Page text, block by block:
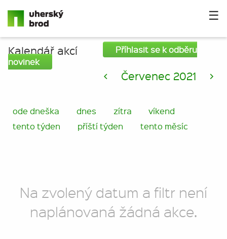
☰
Kalendář akcí
Příhlasit se k odběru
novinek
< Červenec 2021 >
ode dneška dnes zítra
víkend
tento týden
příští týden tento měsíc
Na zvolený datum a filtr není
naplánovaná žádná akce.